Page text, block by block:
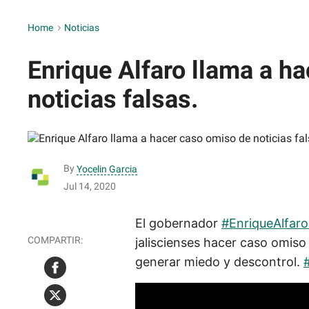
Home > Noticias
Enrique Alfaro llama a
noticias falsas.
By Yocelin Garcia
Jul 14, 2020
El gobernador
jaliscienses hacer caso
generar miedo y descontrol.